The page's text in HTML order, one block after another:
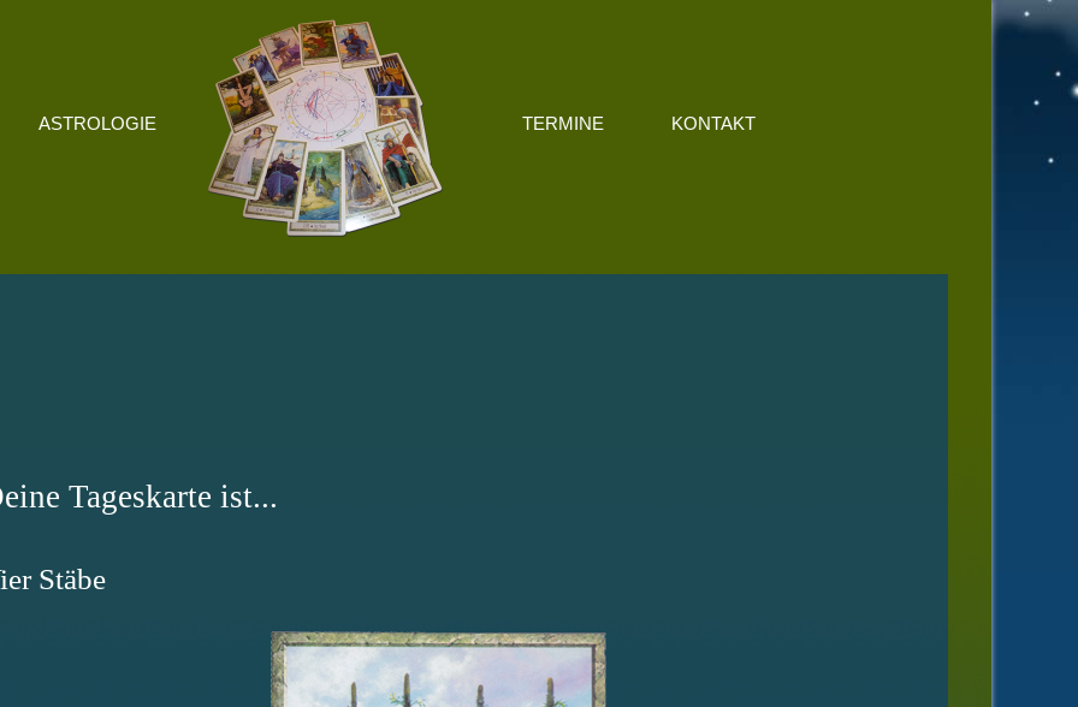
ASTROLOGIE TERMINE KONTAKT
Tageskarte ist...
Stäbe